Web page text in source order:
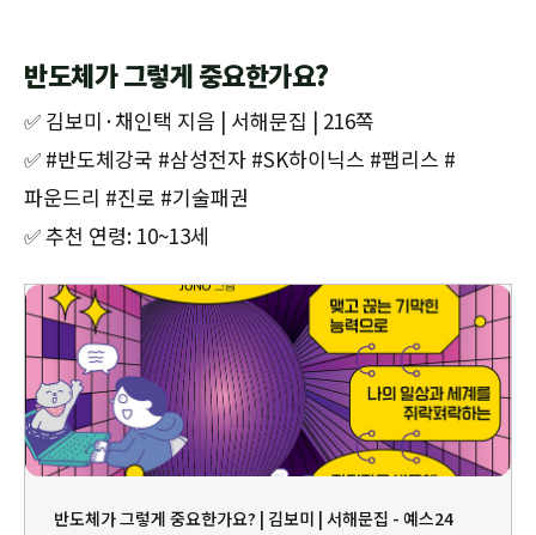
반도체가 그렇게 중요한가요?
✅ 김보미·채인택 지음 | 서해문집 | 216쪽
✅ #반도체강국 #삼성전자 #SK하이닉스 #팹리스 #
파운드리 #진로 #기술패권
✅ 추천 연령: 10~13세
반도체가 그렇게 중요한가요? | 김보미 | 서해문집 - 예스24